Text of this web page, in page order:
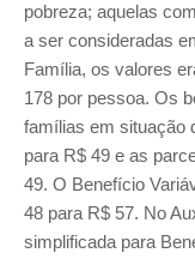
pobreza; aquelas
a ser consideradas
Família, os valores
178 por pessoa. Os
famílias em situação
para R$ 49 e as
49. O Benefício
48 para R$ 57. No
simplificada para